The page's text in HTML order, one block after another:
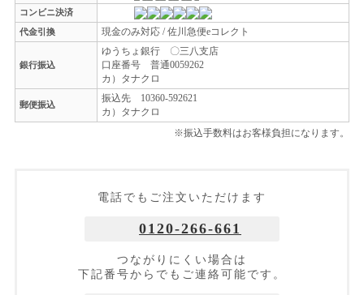
コンビニ決済
代金引換
現金のみ対応 / 佐川急便eコレクト
銀行振込
ゆうちょ銀行 〇三八支店
口座番号 普通0059262
カ）タナクロ
郵便振込
振込先 10360-592621
カ）タナクロ
※振込手数料はお客様負担になります。
電話でもご注文いただけます
0120-266-661
つながりにくい場合は
下記番号からでもご連絡可能です。